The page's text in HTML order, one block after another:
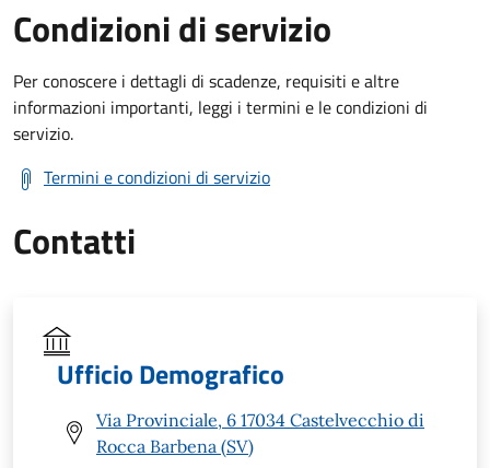
Condizioni di servizio
Per conoscere i dettagli di scadenze, requisiti e altre
informazioni importanti, leggi i termini e le condizioni di
servizio.
Termini e condizioni di servizio
Contatti
Ufficio Demografico
Via Provinciale, 6 17034 Castelvecchio di
Rocca Barbena (SV)